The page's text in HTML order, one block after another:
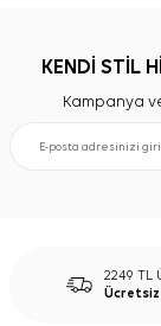
KENDİ STİL
Kampanya
2249 TL
Ücretsiz